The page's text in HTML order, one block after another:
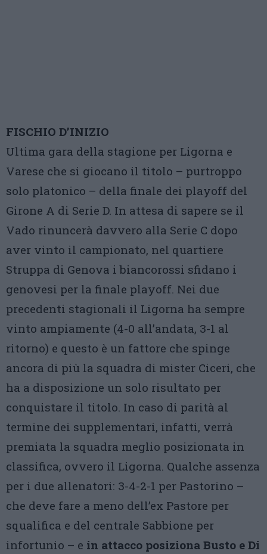
FISCHIO D’INIZIO
Ultima gara della stagione per Ligorna e
Varese che si giocano il titolo – purtroppo
solo platonico – della finale dei playoff del
Girone A di Serie D. In attesa di sapere se il
Vado rinuncerà davvero alla Serie C dopo
aver vinto il campionato, nel quartiere
Struppa di Genova i biancorossi sfidano i
genovesi per la finale playoff. Nei due
precedenti stagionali il Ligorna ha sempre
vinto ampiamente (4-0 all’andata, 3-1 al
ritorno) e questo è un fattore che spinge
ancora di più la squadra di mister Ciceri, che
ha a disposizione un solo risultato per
conquistare il titolo. In caso di parità al
termine dei supplementari, infatti, verrà
premiata la squadra meglio posizionata in
classifica, ovvero il Ligorna. Qualche assenza
per i due allenatori: 3-4-2-1 per Pastorino –
che deve fare a meno dell’ex Pastore per
squalifica e del centrale Sabbione per
infortunio – e in attacco posiziona Busto e Di